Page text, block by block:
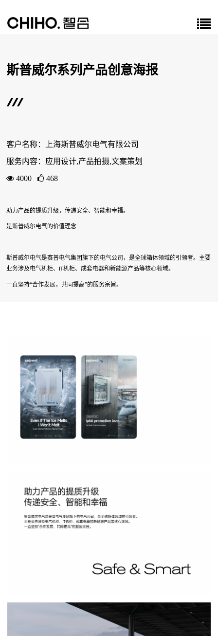
斯普威尔系列产品创意海报
客户名称：上海斯普威尔电气有限公司
服务内容：应用设计,产品拍摄,文案策划
4000 468
助力产品的提质升级，传递安全、智能和幸福。
是斯普威尔电气的价值理念
斯普威尔电气是赛普电气集团旗下的电气公司，是全球箱体领域的引领者。主要
业务涉及电气机柜、
IT机柜、成套电器和新能源产品等核心领域。
一直坚持“合作发展，共同提高”的服务宗旨。